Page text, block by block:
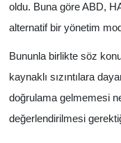
oldu. Buna göre ABD,
alternatif bir yönetim
Bununla birlikte söz
kaynaklı sızıntılara
doğrulama gelmemesi
değerlendirilmesi